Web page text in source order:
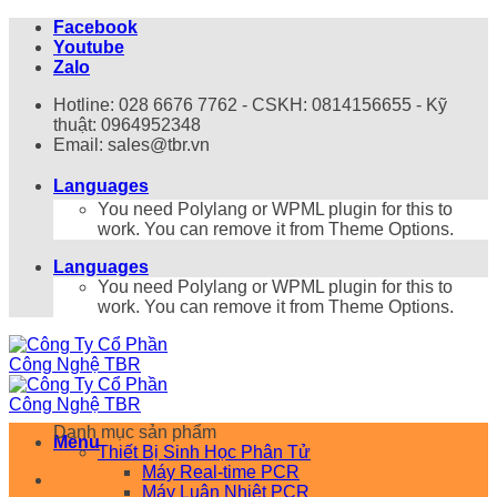
qua
Facebook
Youtube
Zalo
Hotline: 028 6676 7762 - CSKH: 0814156655 - Kỹ
thuật: 0964952348
Email: sales@tbr.vn
Languages
You need Polylang or WPML plugin for this to
work. You can remove it from Theme Options.
Languages
You need Polylang or WPML plugin for this to
work. You can remove it from Theme Options.
Menu
Danh mục sản phẩm
Thiết Bị Sinh Học Phân Tử
Máy Real-time PCR
Máy Luân Nhiệt PCR